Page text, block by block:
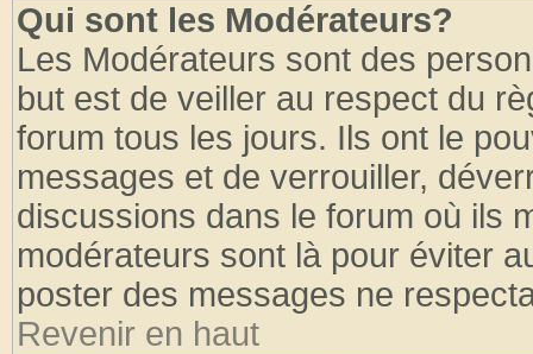
Qui sont les Modérateurs?
Les Modérateurs sont des
but est de veiller au respect du
forum tous les jours. Ils ont le
messages et de verrouiller,
discussions dans le forum où ils
modérateurs sont là pour éviter
poster des messages ne
Revenir en haut